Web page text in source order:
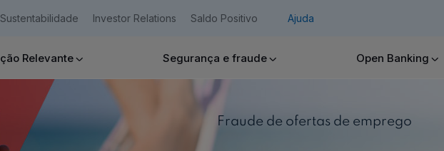
Sustentabilidade Investor Relations Saldo Positivo Ajuda
Particulares
Relevante Segurança e fraude Open Banking
Fraude de ofertas de emprego